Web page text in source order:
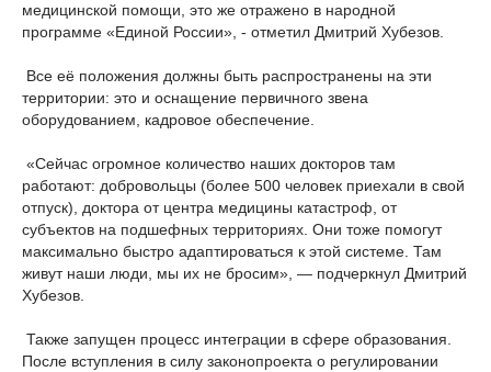
медицинской помощи, это же отражено в народной
программе «Единой России», - отметил Дмитрий Хубезов.
Все её положения должны быть распространены на эти
территории: это и оснащение первичного звена
оборудованием, кадровое обеспечение.
«Сейчас огромное количество наших докторов там
работают: добровольцы (более 500 человек приехали в свой
отпуск), доктора от центра медицины катастроф, от
субъектов на подшефных территориях. Они тоже помогут
максимально быстро адаптироваться к этой системе. Там
живут наши люди, мы их не бросим», — подчеркнул Дмитрий
Хубезов.
Также запущен процесс интеграции в сфере образования.
После вступления в силу законопроекта о регулировании